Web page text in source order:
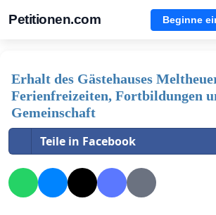
Petitionen.com Beginne
Erhalt des Gästehauses
Ferienfreizeiten, Fortbildungen
Gemeinschaft
Teile in Facebook